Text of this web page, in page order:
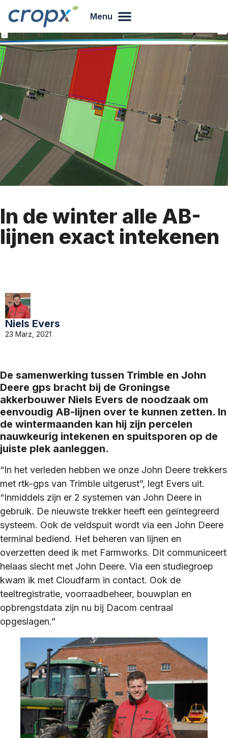
Menu
In de winter alle AB-
lijnen exact intekenen
Niels Evers
23 März, 2021
De samenwerking tussen Trimble en John
Deere gps bracht bij de Groningse
akkerbouwer Niels Evers de noodzaak om
eenvoudig AB-lijnen over te kunnen zetten. In
de wintermaanden kan hij zijn percelen
nauwkeurig intekenen en spuitsporen op de
juiste plek aanleggen.
“In het verleden hebben we onze John Deere trekkers
met rtk-gps van Trimble uitgerust”, legt Evers uit.
“Inmiddels zijn er 2 systemen van John Deere in
gebruik. De nieuwste trekker heeft een geïntegreerd
systeem. Ook de veldspuit wordt via een John Deere
terminal bediend. Het beheren van lijnen en
overzetten deed ik met Farmworks. Dit communiceert
helaas slecht met John Deere. Via een studiegroep
kwam ik met Cloudfarm in contact. Ook de
teeltregistratie, voorraadbeheer, bouwplan en
opbrengstdata zijn nu bij Dacom centraal
opgeslagen.”